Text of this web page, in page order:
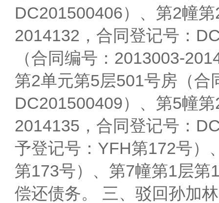
DC201500406）、第2幢
2014132，合同登记号：
（合同编号：2013003-
第2单元第5层501号房（
DC201500409）、第5幢
2014135，合同登记号：
予登记号：YFH第172号）
第173号）、第7幢第1层
偿还债务。 三、驳回孙加